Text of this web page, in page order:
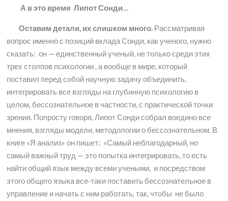
А в это время Липот Сонди…
Оставим детали, их слишком много. Рассматривая
вопрос именно с позиций вклада Сонди, как ученого, нужно
сказать: он — единственный ученый, не только среди этих
трех столпов психологии , а вообще в мире, который
поставил перед собой научную задачу объединить,
интегрировать все взгляды на глубинную психологию в
целом, бессознательное в частности, с практической точки
зрения. Попросту говоря, Липот Сонди собрал воедино все
мнения, взгляды модели, методологии о бессознательном. В
книге «Я анализ» он пишет: «Самый неблагодарный, но
самый важный труд — это попытка интегрировать, то есть
найти общий язык между всеми учеными, и посредством
этого общего языка все-таки поставить бессознательное в
управление и начать с ним работать, так, чтобы не было